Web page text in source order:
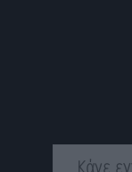
Κάνε